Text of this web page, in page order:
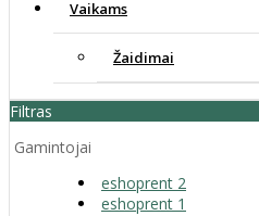
Vaikams
Žaidimai
Filtras
Gamintojai
eshoprent 2
eshoprent 1